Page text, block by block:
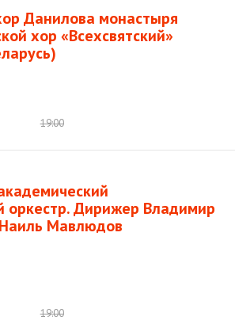
Данилова монастыря
хор «Всехсвятский»
19:00
оркестр. Дирижер Владимир
Мавлюдов
19:00